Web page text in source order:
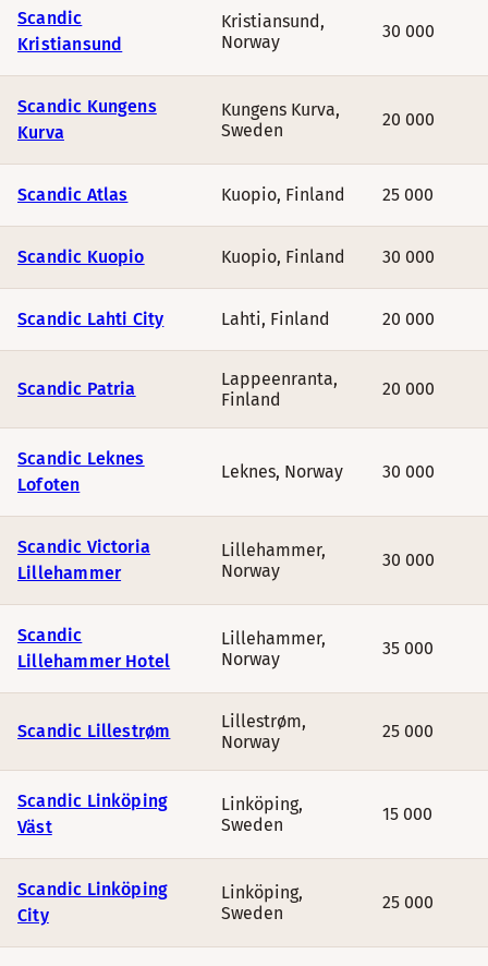
Scandic
Kristiansund
Kristiansund,
Norway
30 000
Scandic Kungens
Kurva
Kungens Kurva,
Sweden
20 000
Scandic Atlas Kuopio, Finland 25 000
Scandic Kuopio Kuopio, Finland 30 000
Scandic Lahti City Lahti, Finland 20 000
Scandic Patria Lappeenranta,
Finland
20 000
Scandic Leknes
Lofoten
Leknes, Norway 30 000
Scandic Victoria
Lillehammer
Lillehammer,
Norway
30 000
Scandic
Lillehammer Hotel
Lillehammer,
Norway
35 000
Scandic Lillestrøm Lillestrøm,
Norway
25 000
Scandic Linköping
Väst
Linköping,
Sweden
15 000
Scandic Linköping
City
Linköping,
Sweden
25 000